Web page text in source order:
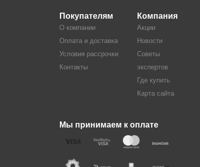
Покупателям
О компании
Оплата и доставка
Условия рассрочки
Контакты
Компания
Акции
Новости
Советы
экспертов
Где купить
Карта сайта
Мы принимаем к оплате